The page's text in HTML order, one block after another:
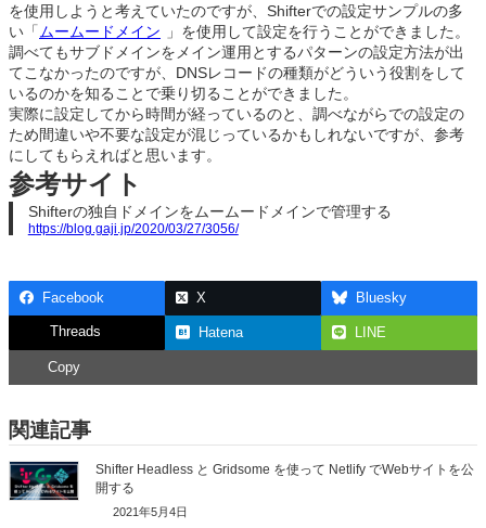
を使用しようと考えていたのですが、Shifterでの設定サンプルの多
い「 ムームードメイン
」を使用して設定を行うことができました。
調べてもサブドメインをメイン運用とするパターンの設定方法が出
てこなかったのですが、DNSレコードの種類がどういう役割をして
いるのかを知ることで乗り切ることができました。
実際に設定してから時間が経っているのと、調べながらでの設定の
ため間違いや不要な設定が混じっているかもしれないですが、参考
にしてもらえればと思います。
参考サイト
Shifterの独自ドメインをムームードメインで管理する
https://blog.gaji.jp/2020/03/27/3056/
Facebook X Bluesky
Threads Hatena LINE
Copy
関連記事
Shifter Headless と Gridsome を使って Netlify でWebサイトを公
開する
2021年5月4日